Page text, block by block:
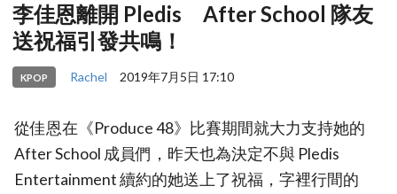
李佳恩離開 Pledis After School 隊友
送祝福引發共鳴！
KPOP Rachel 2019年7月5日 17:10
從佳恩在《Produce 48》比賽期間就大力支持她的
After School 成員們，昨天也為決定不與 Pledis
Entertainment 續約的她送上了祝福，字裡行間的